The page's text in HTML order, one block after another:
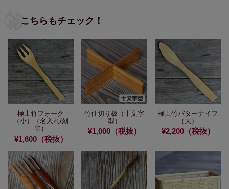
こちらもチェック！
極上竹フォーク
（小）
（名入れ/刻
印）
¥1,600（税抜）
竹仕切り板（十文字
型）
¥1,000（税抜）
極上竹バターナイフ
（大）
¥2,200（税抜）